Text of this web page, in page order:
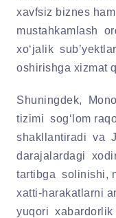
xavfsiz biznes
mustahkamlash
xo‘jalik
oshirishga xizmat
Shuningdek,
tizimi sog‘lom
shakllantiradi va
darajalardagi
tartibga solinishi,
xatti-harakatlarni
yuqori